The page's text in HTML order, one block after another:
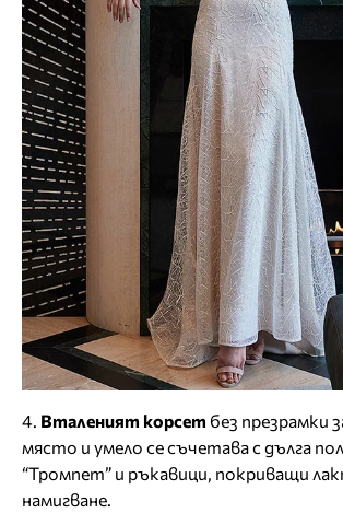
4. Вталеният корсет без презрамки
място и умело се съчетава с дълга
“Тромпет” и ръкавици, покриващи
намигване.